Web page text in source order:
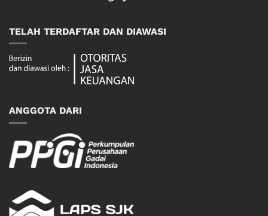
TELAH TERDAFTAR DAN DIAWASI
ANGGOTA DARI